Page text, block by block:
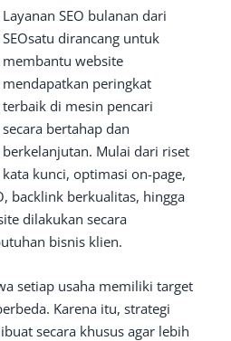
Layanan SEO bulanan dari
SEOsatu dirancang untuk
membantu website
mendapatkan peringkat
terbaik di mesin pencari
secara bertahap dan
berkelanjutan. Mulai dari riset
kata kunci, optimasi on-page,
backlink berkualitas, hingga
dilakukan secara
bisnis klien.
setiap usaha memiliki target
Karena itu, strategi
secara khusus agar lebih